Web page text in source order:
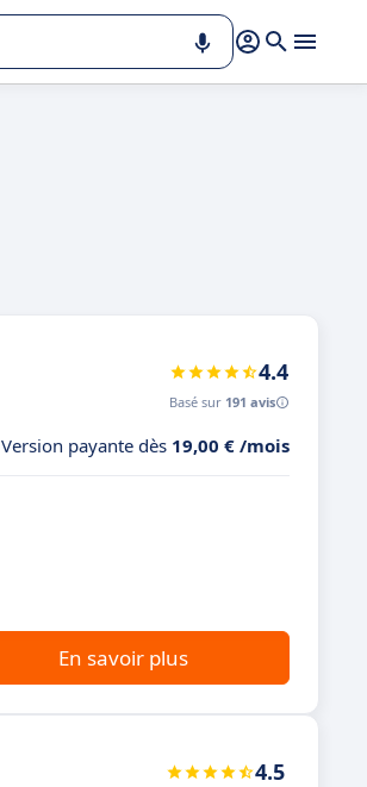
4.4
Basé sur 191 avis
Version payante dès 19,00 € /mois
En savoir plus
4.5